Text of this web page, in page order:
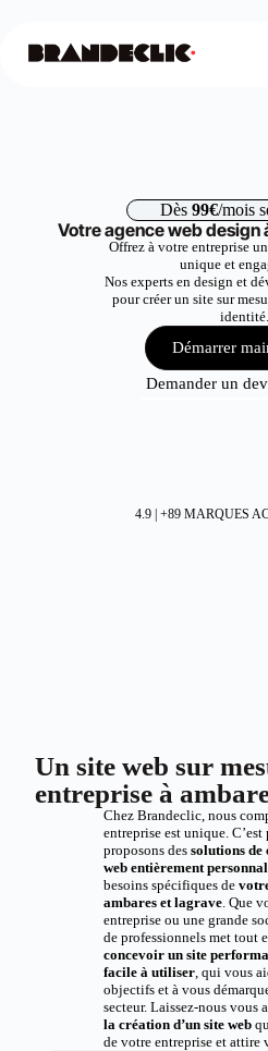
Dès 99€/mois
Votre agence web design
Offrez à votre entreprise
unique et
Nos experts en design et
pour créer un site sur
identité.
Démarrer
Demander un
4.9 | +89 MARQUES
Un site web sur
entreprise à
Chez Brandeclic, nous
entreprise est unique.
proposons des solutions de
web entièrement
besoins spécifiques de
ambares et lagrave. Que
entreprise ou une grande
de professionnels met tout
concevoir un site
facile à utiliser, qui vous
objectifs et à vous
secteur. Laissez-nous vous
la création d’un site web
de votre entreprise et attire